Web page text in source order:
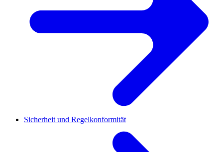
Sicherheit und Regelkonformität